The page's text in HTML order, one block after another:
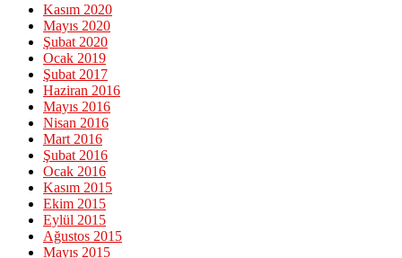
Kasım 2020
Mayıs 2020
Şubat 2020
Ocak 2019
Şubat 2017
Haziran 2016
Mayıs 2016
Nisan 2016
Mart 2016
Şubat 2016
Ocak 2016
Kasım 2015
Ekim 2015
Eylül 2015
Ağustos 2015
Mayıs 2015